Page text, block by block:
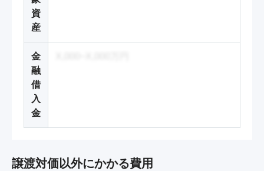
資
産
金
融
借
入
金
譲渡対価以外にかかる費用